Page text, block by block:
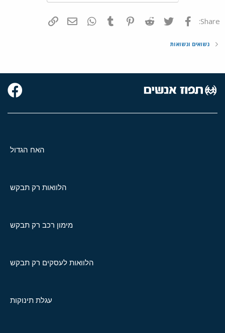
Share: פייסבוק Twitter
Reddit
Pinterest
Tumblr
WhatsAppדואר אלקטרוני
נשואים ונשואות
האח הגדול
הלוואות רק תבקש
מימון רכב רק תבקש
הלוואות לעסקים רק תבקש
עגלת תינוקות